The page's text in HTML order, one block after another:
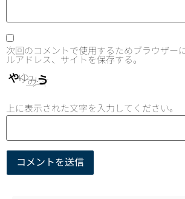
次回のコメントで使用するためブラウザー
ルアドレス、サイトを保存する。
上に表示された文字を入力してください。